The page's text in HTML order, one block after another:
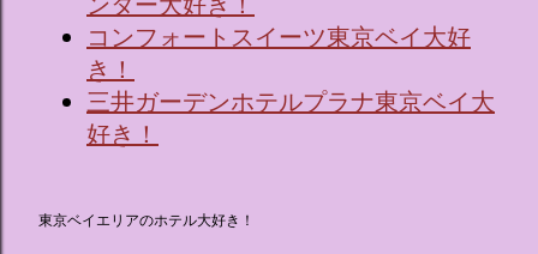
コンフォートスイーツ東京ベイ大好
き！
三井ガーデンホテルプラナ東京ベイ大
好き！
東京ベイエリアのホテル大好き！